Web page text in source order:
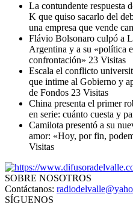
La contundente respuesta
K que quiso sacarlo del
una empresa que vende
Flávio Bolsonaro culpó a
Argentina y a su «política
confrontación» 23 Visitas
Escala el conflicto
que intime al Gobierno y
de Fondos 23 Visitas
China presenta el primer
en serie: cuánto cuesta y
Camilota presentó a su
amor: «Hoy, por fin,
Visitas
SOBRE NOSOTROS
Contáctanos:
SÍGUENOS